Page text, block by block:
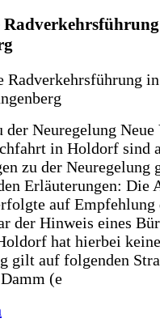
der Neuregelung
in Holdorf sind
zu der
Erläuterungen: Die
auf
der Hinweis eines
hat hierbei
gilt auf folgenden
(e